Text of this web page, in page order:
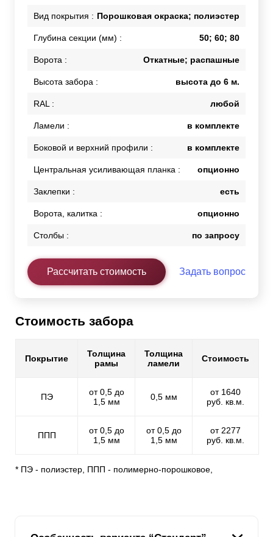
Вид покрытия : Порошковая окраска; полиэстер
Глубина секции (мм) : 50; 60; 80
Ворота : Откатные; распашные
Высота забора : высота до 6 м.
RAL : любой
Ламели : в комплекте
Боковой и верхний профили : в комплекте
Центральная усиливающая планка : опционно
Заклепки : есть
Ворота, калитка : опционно
Столбы : по запросу
Рассчитать стоимость Задать вопрос
Стоимость забора
Покрытие
Толщина
рамы
Толщина
ламели
Стоимость
ПЭ
от 0,5 до
1,5 мм
0,5 мм
от 1640
руб. кв.м.
ППП
от 0,5 до
1,5 мм
от 0,5 до
1,5 мм
от 2277
руб. кв.м.
* ПЭ - полиэстер, ППП - полимерно-порошковое,